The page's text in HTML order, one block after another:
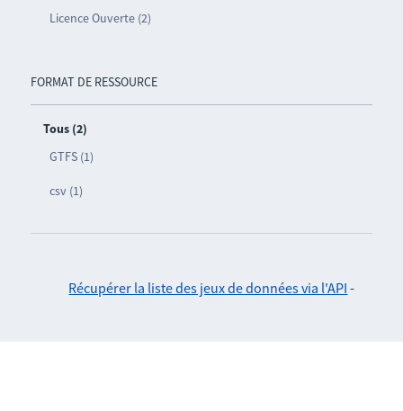
Licence Ouverte (2)
FORMAT DE RESSOURCE
Tous (2)
GTFS (1)
csv (1)
Récupérer la liste des jeux de données via l'API -